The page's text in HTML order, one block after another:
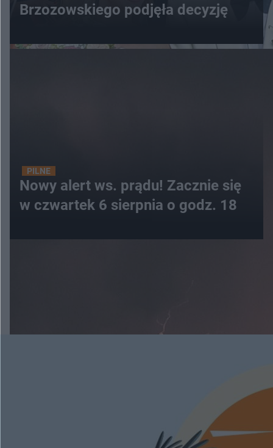
Brzozowskiego podjęła decyzję
PILNE
Nowy alert ws. prądu! Zacznie się
w czwartek 6 sierpnia o godz. 18